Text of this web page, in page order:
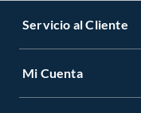
Servicio al Cliente
Mi Cuenta